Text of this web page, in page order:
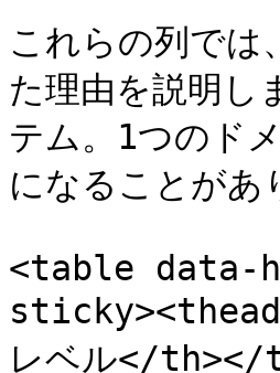
これらの列では
た理由を説明
テム。1つのド
になることがあ
<table data-
レベル</